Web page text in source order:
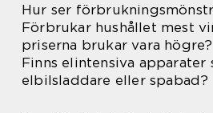
Hur ser
Förbrukar hushållet mest
priserna brukar vara högre?
Finns elintensiva apparater
elbilsladdare eller spabad?